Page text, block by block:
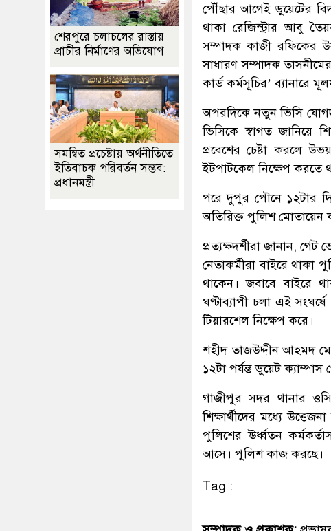
পৌঁছার আগেই ডুয়েটের
থাকা রেজিস্ট্রার আবু
সম্পাদক কাজী রফিকের
সাধারণ সম্পাদক
কার্ড কর্মসূচির’ ব্যানারে
অপরদিকে নতুন ভিসি
ভিসিকে স্বাগত জানিয়ে
প্রবেশের চেষ্টা করলে
ইটপাটকেল নিক্ষেপ করতে
পরে দুপুর পৌনে ১২টার
অতিরিক্ত পুলিশ মোতায়েন
প্রত্যক্ষদর্শীরা জানান, গেট
নেতাকর্মীরা বাইরে থাকা
থাকেন। জবাবে বাইরে
ঘণ্টাব্যাপী চলা এই
টিয়ারশেল নিক্ষেপ করে।
শহীদ তাজউদ্দীন আহমদ
১২টা পর্যন্ত ডুয়েট
গাজীপুর সদর থানার
শিক্ষার্থীদের মধ্যে
পুলিশের ঊর্ধ্বতন
আসে। পুলিশ কাজ করছে।
Tag :
শেরপুরে চলাচলের রাস্তায়
প্রাচীর নির্মাণের অভিযোগ
সমন্বিত প্রচেষ্টায় অর্থনীতিতে
ইতিবাচক পরিবর্তন সম্ভব:
প্রধানমন্ত্রী